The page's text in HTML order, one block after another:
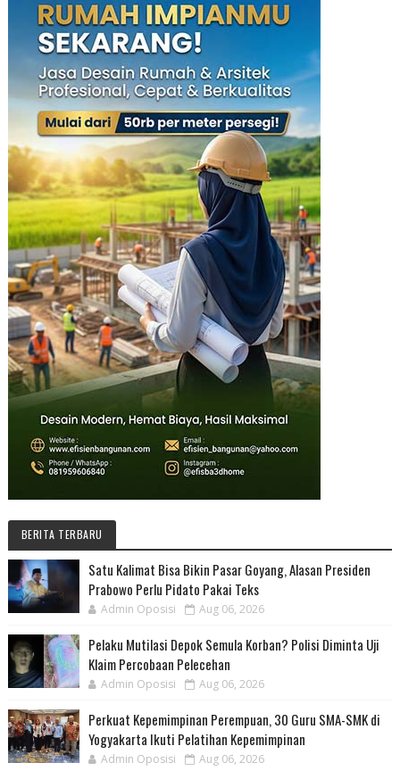
BERITA TERBARU
Satu Kalimat Bisa Bikin Pasar Goyang, Alasan Presiden
Prabowo Perlu Pidato Pakai Teks
Admin Oposisi Aug 06, 2026
Pelaku Mutilasi Depok Semula Korban? Polisi Diminta Uji
Klaim Percobaan Pelecehan
Admin Oposisi Aug 06, 2026
Perkuat Kepemimpinan Perempuan, 30 Guru SMA-SMK di
Yogyakarta Ikuti Pelatihan Kepemimpinan
Admin Oposisi Aug 06, 2026